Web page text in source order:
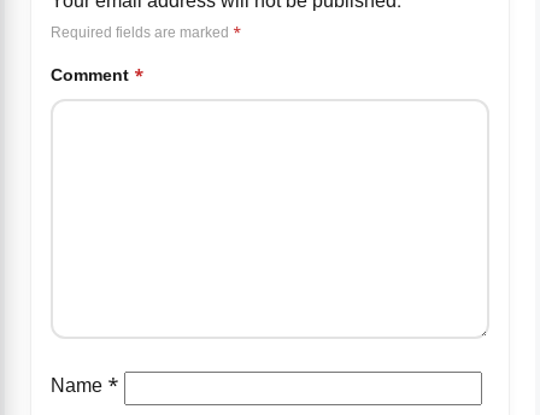
Required fields are marked *
Comment *
Name *